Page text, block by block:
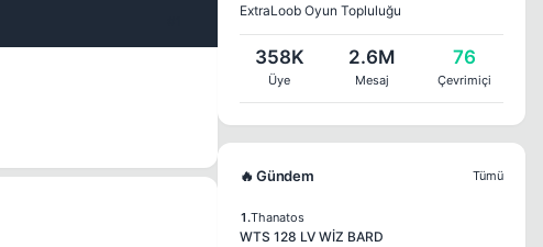
ExtraLoob Oyun Topluluğu
358K
Üye
2.6M
Mesaj
76
Çevrimiçi
🔥 Gündem Tümü
1.Thanatos
WTS 128 LV WİZ BARD